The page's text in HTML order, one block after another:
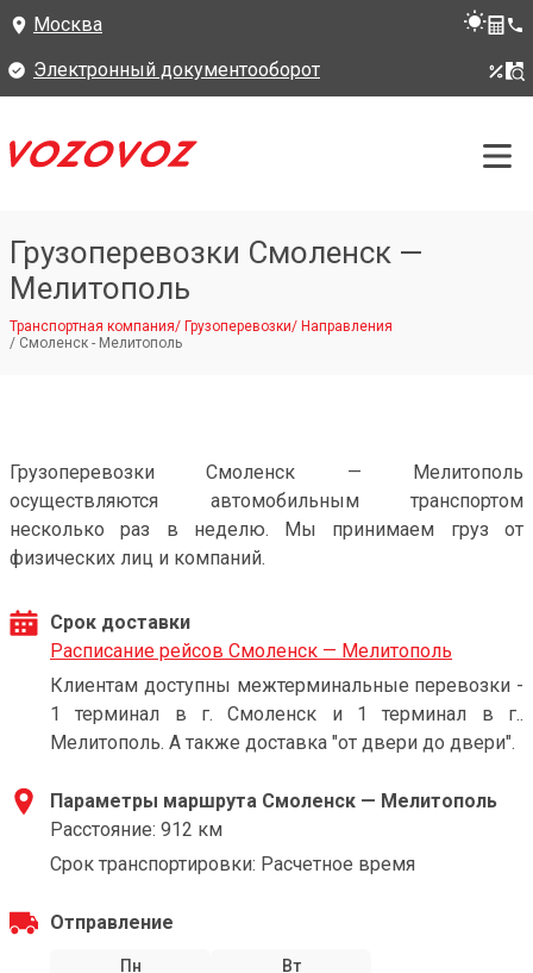
Москва
Электронный документооборот
Грузоперевозки Смоленск —
Мелитополь
Транспортная компания/ Грузоперевозки/ Направления
/ Смоленск - Мелитополь
Грузоперевозки Смоленск — Мелитополь
осуществляются автомобильным транспортом
несколько раз в неделю. Мы принимаем груз от
физических лиц и компаний.
Срок доставки
Расписание рейсов Смоленск — Мелитополь
Клиентам доступны межтерминальные перевозки -
1 терминал в г. Смоленск и 1 терминал в г..
Мелитополь. А также доставка "от двери до двери".
Параметры маршрута Смоленск — Мелитополь
Расстояние: 912 км
Срок транспортировки: Расчетное время
Отправление
Пн
Вт